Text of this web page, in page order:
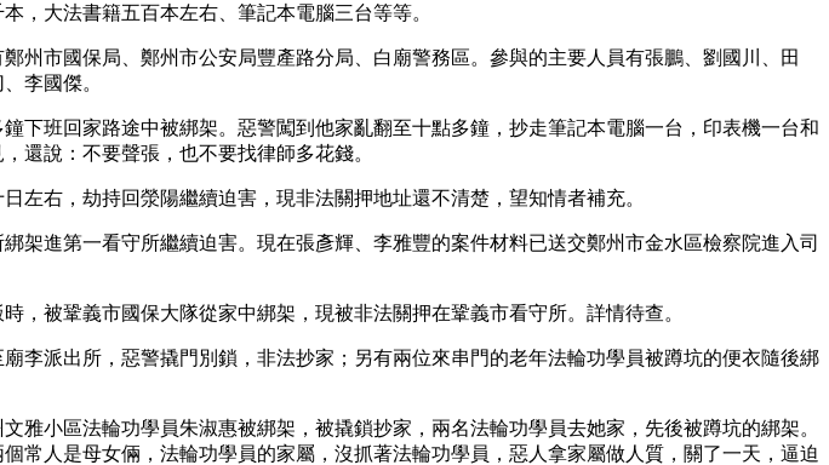
，大法書籍五百本左右、筆記本電腦三台等等。
州市國保局、鄭州市公安局豐產路分局、白廟警務區。參與的主要人員有張鵬、劉國川、田
李國傑。
班回家路途中被綁架。惡警闖到他家亂翻至十點多鐘，抄走筆記本電腦一台，印表機一台和
還說：不要聲張，也不要找律師多花錢。
右，劫持回滎陽繼續迫害，現非法關押地址還不清楚，望知情者補充。
進第一看守所繼續迫害。現在張彥輝、李雅豐的案件材料已送交鄭州市金水區檢察院進入司
被鞏義市國保大隊從家中綁架，現被非法關押在鞏義市看守所。詳情待查。
派出所，惡警撬門別鎖，非法抄家；另有兩位來串門的老年法輪功學員被蹲坑的便衣隨後綁
小區法輪功學員朱淑惠被綁架，被撬鎖抄家，兩名法輪功學員去她家，先後被蹲坑的綁架。
常人是母女倆，法輪功學員的家屬，沒抓著法輪功學員，惡人拿家屬做人質，關了一天，逼迫